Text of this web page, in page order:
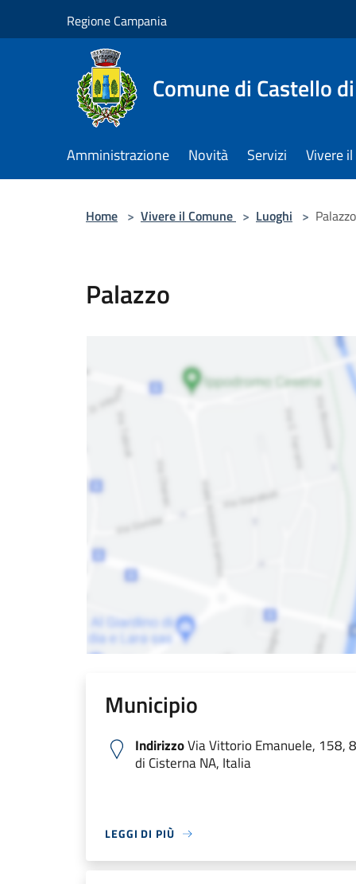
Regione Campania
Comune di Castello
Amministrazione Novità Servizi Vivere
Home > Vivere il Comune > Luoghi > Palazzo
Palazzo
Municipio
IndirizzoVia Vittorio Emanuele, 158,
di Cisterna NA, Italia
LEGGI DI PIÙ